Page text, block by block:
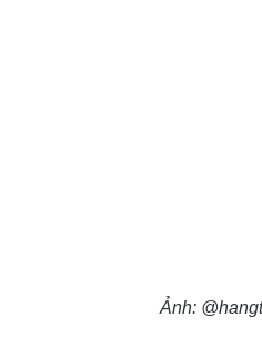
Ảnh: